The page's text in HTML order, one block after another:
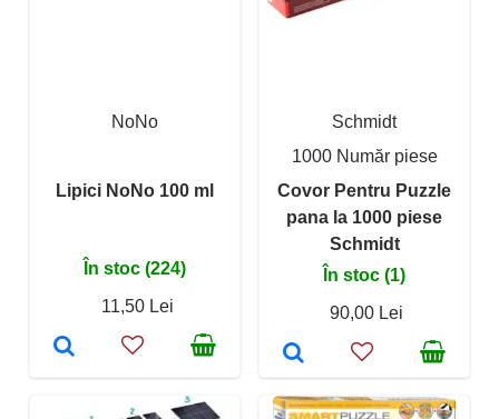
NoNo
Lipici NoNo 100 ml
În stoc (224)
11,50 Lei
Schmidt
1000 Număr piese
Covor Pentru Puzzle
pana la 1000 piese
Schmidt
În stoc (1)
90,00 Lei